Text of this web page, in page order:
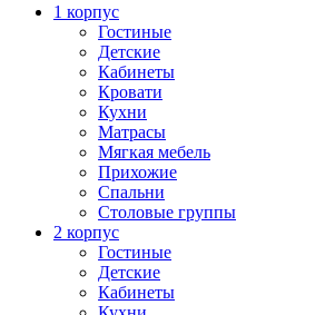
1 корпус
Гостиные
Детские
Кабинеты
Кровати
Кухни
Матрасы
Мягкая мебель
Прихожие
Спальни
Столовые группы
2 корпус
Гостиные
Детские
Кабинеты